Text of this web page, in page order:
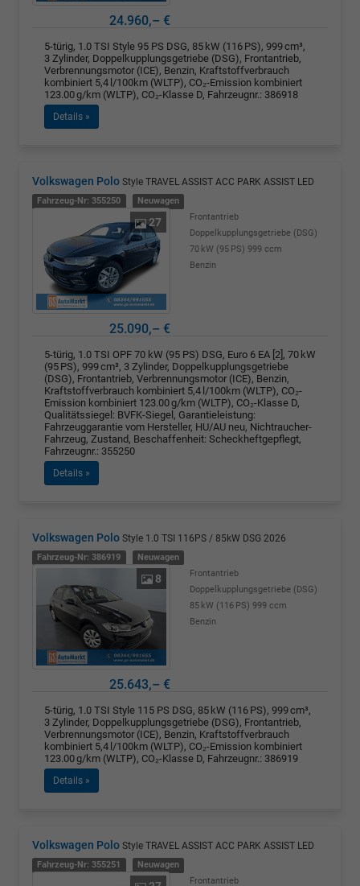
24.960,– €
5-türig, 1.0 TSI Style 95 PS DSG, 85 kW (116 PS), 999 cm³,
3 Zylinder, Doppelkupplungsgetriebe (DSG), Frontantrieb,
Verbrennungsmotor (ICE), Benzin, Kraftstoffverbrauch
kombiniert 5,4 l/100km (WLTP), CO₂-Emission kombiniert
123.00 g/km (WLTP), CO₂-Klasse D, Fahrzeugnr.: 386918
Details »
Volkswagen Polo Style TRAVEL ASSIST ACC PARK ASSIST LED
Fahrzeug-Nr: 355250 Neuwagen
27
Frontantrieb
Doppelkupplungsgetriebe (DSG)
70 kW (95 PS) 999 ccm
Benzin
25.090,– €
5-türig, 1.0 TSI OPF 70 kW (95 PS) DSG, Euro 6 EA [2], 70 kW
(95 PS), 999 cm³, 3 Zylinder, Doppelkupplungsgetriebe
(DSG), Frontantrieb, Verbrennungsmotor (ICE), Benzin,
Kraftstoffverbrauch kombiniert 5,4 l/100km (WLTP), CO₂-
Emission kombiniert 123.00 g/km (WLTP), CO₂-Klasse D,
Qualitätssiegel: BVFK-Siegel, Garantieleistung:
Fahrzeuggarantie vom Hersteller, HU/AU neu, Nichtraucher-
Fahrzeug, Zustand, Beschaffenheit: Scheckheftgepflegt,
Fahrzeugnr.: 355250
Details »
Volkswagen Polo Style 1.0 TSI 116PS / 85kW DSG 2026
Fahrzeug-Nr: 386919 Neuwagen
8
Frontantrieb
Doppelkupplungsgetriebe (DSG)
85 kW (116 PS) 999 ccm
Benzin
25.643,– €
5-türig, 1.0 TSI Style 115 PS DSG, 85 kW (116 PS), 999 cm³,
3 Zylinder, Doppelkupplungsgetriebe (DSG), Frontantrieb,
Verbrennungsmotor (ICE), Benzin, Kraftstoffverbrauch
kombiniert 5,4 l/100km (WLTP), CO₂-Emission kombiniert
123.00 g/km (WLTP), CO₂-Klasse D, Fahrzeugnr.: 386919
Details »
Volkswagen Polo Style TRAVEL ASSIST ACC PARK ASSIST LED
Fahrzeug-Nr: 355251 Neuwagen
Frontantrieb